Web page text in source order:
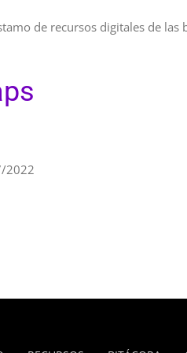
de recursos digitales de las
2022